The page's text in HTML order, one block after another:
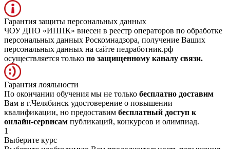
Гарантия защиты персональных данных
ЧОУ ДПО «ИППК» внесен в реестр операторов по обработке
персональных данных Роскомнадзора, получение Ваших
персональных данных на сайте педработник.рф
осуществляется только по защищенному каналу связи.
Гарантия лояльности
По окончании обучения мы не только бесплатно доставим
Вам в г.Челябинск удостоверение о повышении
квалификации, но предоставим бесплатный доступ к
онлайн-сервисам публикаций, конкурсов и олимпиад.
1
Выберите курс